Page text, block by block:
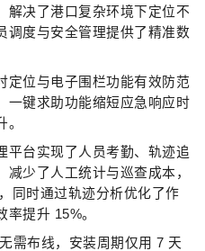
解决了港口复杂环境下定位不
调度与安全管理提供了精准数
定位与电子围栏功能有效防范
一键求助功能缩短应急响应时
平台实现了人员考勤、轨迹追
少了人工统计与巡查成本，
同时通过轨迹分析优化了作
提升 15%。
需布线，安装周期仅用 7 天